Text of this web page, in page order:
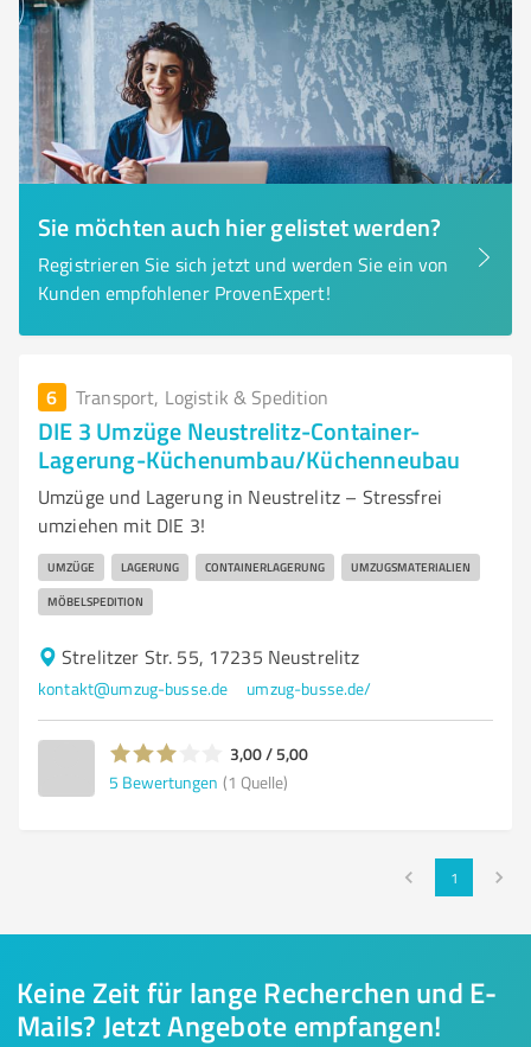
Sie möchten auch hier gelistet werden?
Registrieren Sie sich jetzt und werden Sie ein von
Kunden empfohlener ProvenExpert!
6 Transport, Logistik & Spedition
DIE 3 Umzüge Neustrelitz-Container-
Lagerung-Küchenumbau/Küchenneubau
Umzüge und Lagerung in Neustrelitz – Stressfrei
umziehen mit DIE 3!
UMZÜGE LAGERUNG CONTAINERLAGERUNG UMZUGSMATERIALIEN
MÖBELSPEDITION
Strelitzer Str. 55, 17235 Neustrelitz
kontakt@umzug-busse.de umzug-busse.de/
3,00 / 5,00
5 Bewertungen (1 Quelle)
1
Keine Zeit für lange Recherchen und E-
Mails? Jetzt Angebote empfangen!